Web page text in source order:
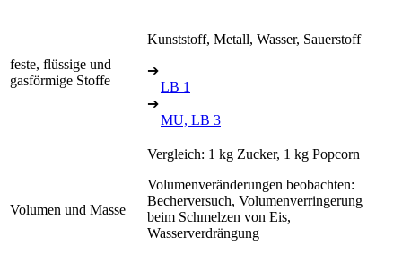
feste, flüssige und
gasförmige Stoffe
Kunststoff, Metall, Wasser, Sauerstoff
➔
LB 1
➔
MU, LB 3
Volumen und Masse
Vergleich: 1 kg Zucker, 1 kg Popcorn
Volumenveränderungen beobachten:
Becherversuch, Volumenverringerung
beim Schmelzen von Eis,
Wasserverdrängung